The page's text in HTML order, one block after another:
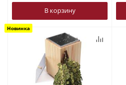
В корзину
Новинка